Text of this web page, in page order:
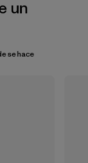
un
se hace